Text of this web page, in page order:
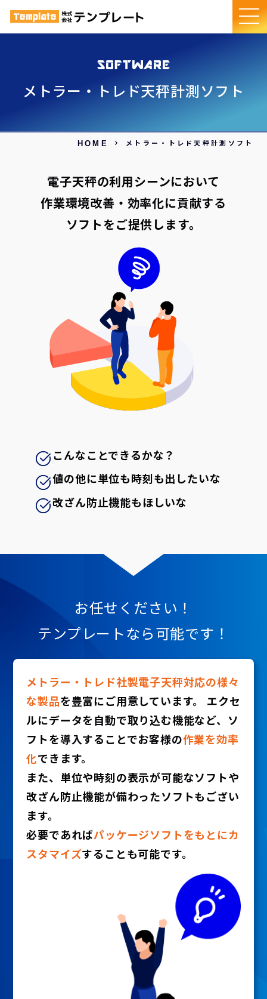
メトラー・トレド天秤計測ソフト
HOME メトラー・トレド天秤計測ソフト
電子天秤の利用シーンにおいて
作業環境改善・効率化に貢献する
ソフトをご提供します。
こんなことできるかな？
値の他に単位も時刻も出したいな
改ざん防止機能もほしいな
お任せください！
テンプレートなら可能です！
メトラー・トレド社製電子天秤対応の様々
な製品を豊富にご用意しています。 エクセ
ルにデータを自動で取り込む機能など、ソ
フトを導入することでお客様の作業を効率
化できます。
また、単位や時刻の表示が可能なソフトや
改ざん防止機能が備わったソフトもござい
ます。
必要であればパッケージソフトをもとにカ
スタマイズすることも可能です。